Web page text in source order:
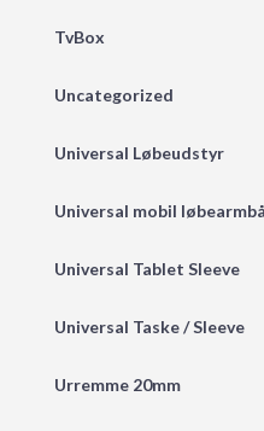
TvBox
Uncategorized
Universal Løbeudstyr
Universal mobil
Universal Tablet Sleeve
Universal Taske / Sleeve
Urremme 20mm